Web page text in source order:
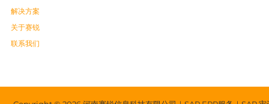
解决方案
关于赛锐
联系我们